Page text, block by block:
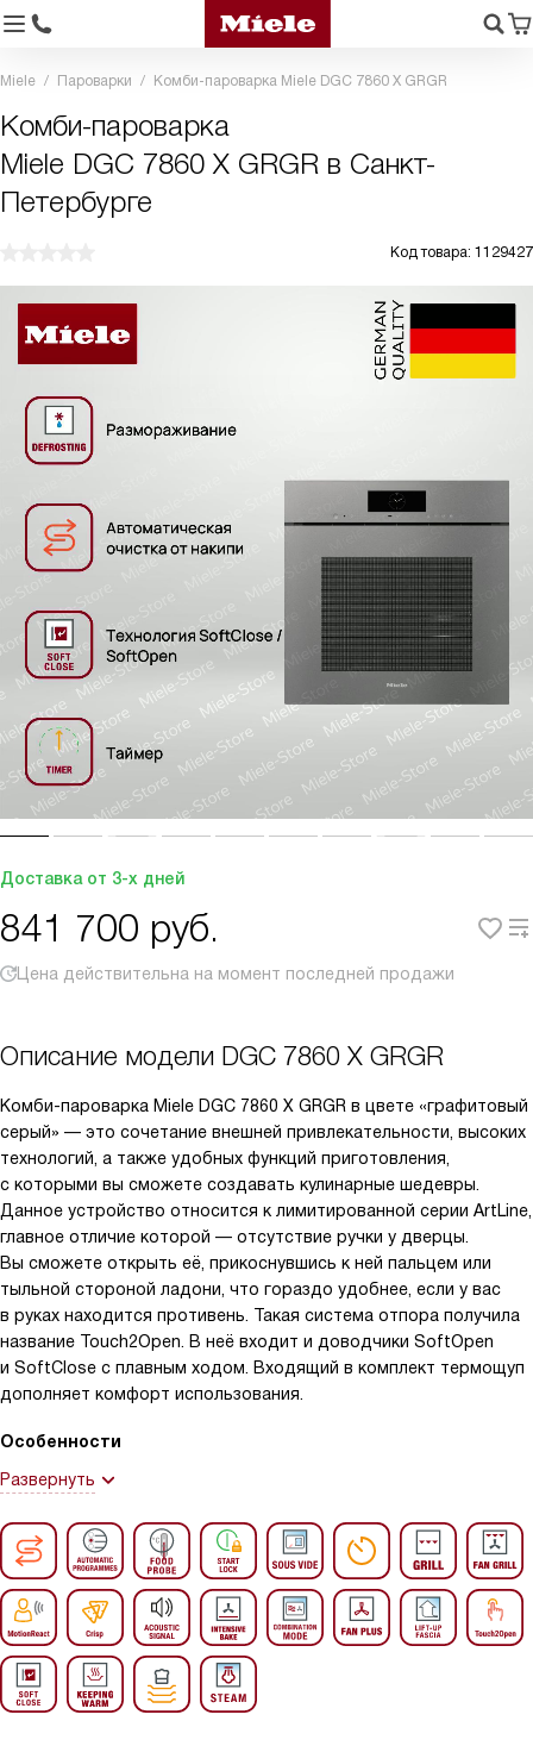
Miele Пароварки Комби-пароварка Miele DGC 7860 X GRGR
Комби-пароварка
Miele DGC 7860 X GRGR в Санкт-
Петербурге
Код товара: 1129427
Доставка от 3-х дней
841 700 руб.
Цена действительна на момент последней продажи
Описание модели DGC 7860 X GRGR
Комби-пароварка Miele DGC 7860 X GRGR в цвете «графитовый
серый» — это сочетание внешней привлекательности, высоких
технологий, а также удобных функций приготовления,
с которыми вы сможете создавать кулинарные шедевры.
Данное устройство относится к лимитированной серии ArtLine,
главное отличие которой — отсутствие ручки у дверцы.
Вы сможете открыть её, прикоснувшись к ней пальцем или
тыльной стороной ладони, что гораздо удобнее, если у вас
в руках находится противень. Такая система отпора получила
название Touch2Open. В неё входит и доводчики SoftOpen
и SoftClose с плавным ходом. Входящий в комплект термощуп
дополняет комфорт использования.
Особенности
Развернуть